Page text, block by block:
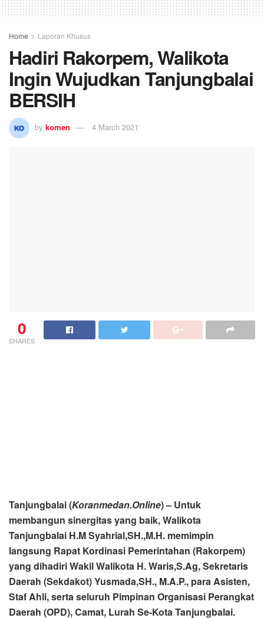
Home Laporan Khusus
Hadiri Rakorpem, Walikota
Ingin Wujudkan Tanjungbalai
BERSIH
by komen 4 March 2021
0
SHARES
Kamis (04/03/2021).
Bertempat diaula I Sutrisno Hadi Kantor Walikota
Tanjungbalai, Walikota Tanjungbalai dalam rapat
menegaskan kepada Pimpinan OPD, Camat dan Lurah se-
Kota Tanjungbalai untuk terus bahu membahu, tetap
bersinergi serta berkolaborasi dalam pelaksanaan program
kerja di OPD masing masing.